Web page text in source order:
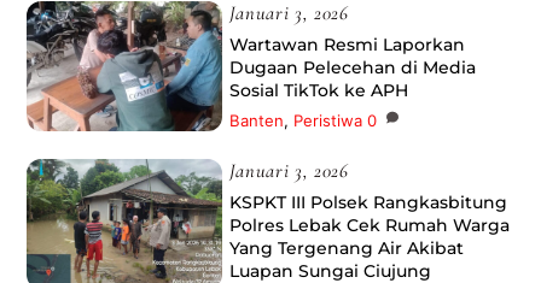
Januari 3, 2026
Wartawan Resmi Laporkan
Dugaan Pelecehan di Media
Sosial TikTok ke APH
Banten, Peristiwa 0
Januari 3, 2026
KSPKT III Polsek Rangkasbitung
Polres Lebak Cek Rumah Warga
Yang Tergenang Air Akibat
Luapan Sungai Ciujung